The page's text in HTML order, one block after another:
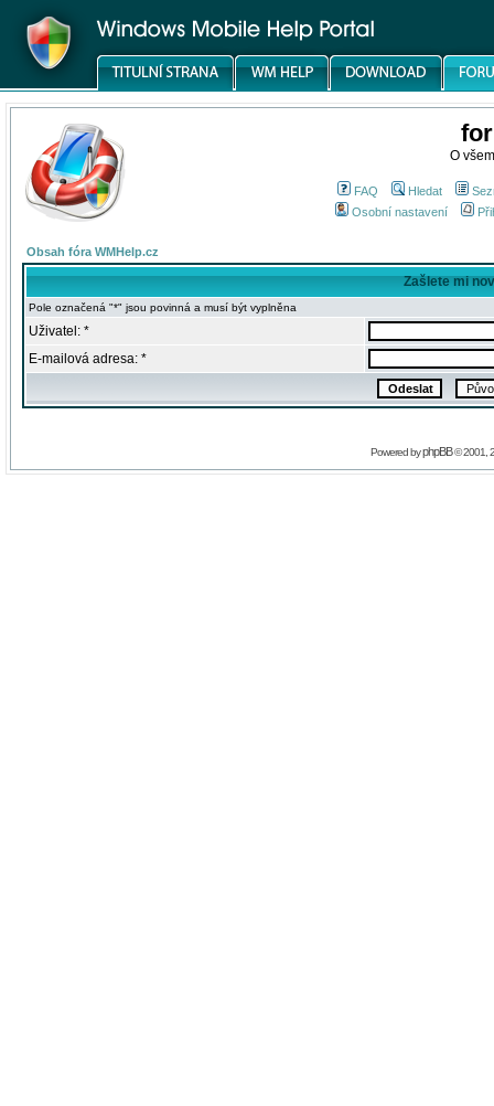
O
FAQ Hledat
Osobní nastavení
Obsah fóra WMHelp.cz
Zašlete mi
Pole označená "*" jsou povinná a musí být vyplněna
Uživatel: *
E-mailová adresa: *
Powered byphpBB© 2001,